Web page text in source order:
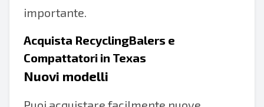
importante.
Acquista RecyclingBalers e
Compattatori in Texas
Nuovi modelli